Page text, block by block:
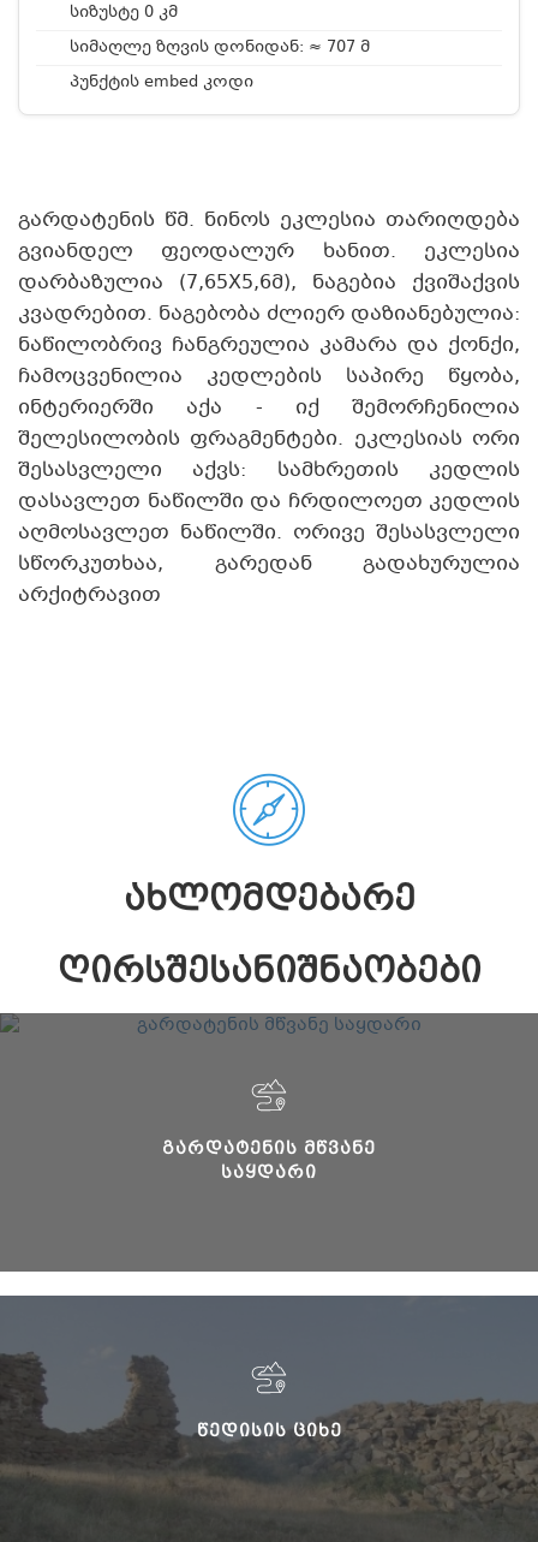
სიზუსტე 0 კმ
სიმაღლე ზღვის დონიდან: ≈ 707 მ
პუნქტის embed კოდი
გარდატენის წმ. ნინოს ეკლესია თარიღდება
გვიანდელ ფეოდალურ ხანით. ეკლესია
დარბაზულია (7,65X5,6მ), ნაგებია ქვიშაქვის
კვადრებით. ნაგებობა ძლიერ დაზიანებულია:
ნაწილობრივ ჩანგრეულია კამარა და ქონქი,
ჩამოცვენილია კედლების საპირე წყობა,
ინტერიერში აქა - იქ შემორჩენილია
შელესილობის ფრაგმენტები. ეკლესიას ორი
შესასვლელი აქვს: სამხრეთის კედლის
დასავლეთ ნაწილში და ჩრდილოეთ კედლის
აღმოსავლეთ ნაწილში. ორივე შესასვლელი
სწორკუთხაა, გარედან გადახურულია
არქიტრავით
ᲐᲮᲚᲝᲛᲓᲔᲑᲐᲠᲔ
ᲦᲘᲠᲡᲨᲔᲡᲐᲜᲘᲨᲜᲐᲝᲑᲔᲑᲘ
ᲒᲐᲠᲓᲐᲢᲔᲜᲘᲡ ᲛᲬᲕᲐᲜᲔ
ᲡᲐᲧᲓᲐᲠᲘ
ᲬᲔᲓᲘᲡᲘᲡ ᲪᲘᲮᲔ